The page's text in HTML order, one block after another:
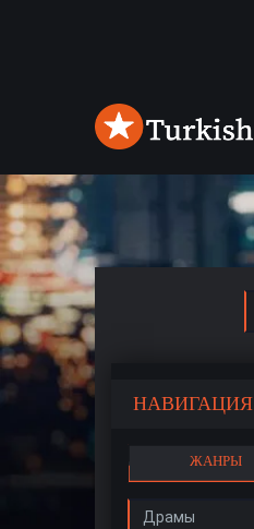
НАВИГАЦИЯ
ЖАНРЫ
Драмы